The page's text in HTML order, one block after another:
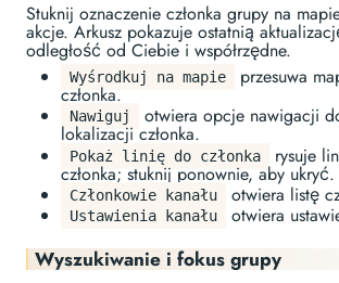
Stuknij oznaczenie członka grupy na
akcje. Arkusz pokazuje ostatnią
odległość od Ciebie i współrzędne.
Wyśrodkuj na mapie przesuwa
członka.
Nawiguj otwiera opcje nawigacji
lokalizacji członka.
Pokaż linię do członka rysuje
członka; stuknij ponownie, aby ukryć.
Członkowie kanału otwiera listę
Ustawienia kanału otwiera
Wyszukiwanie i fokus grupy